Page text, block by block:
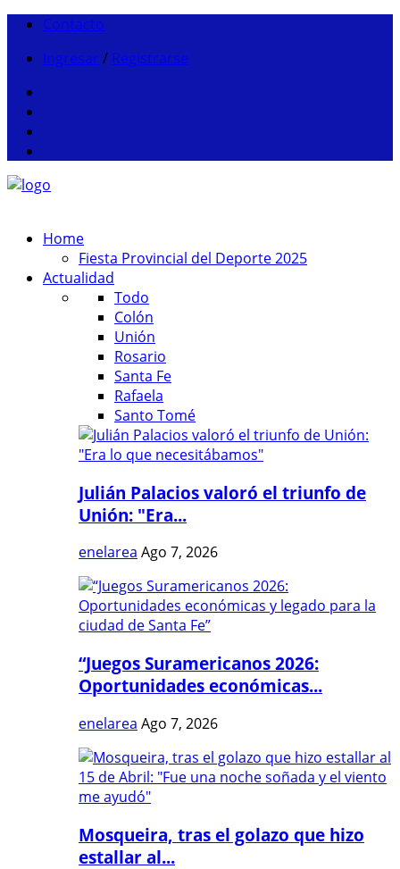
Contacto
Ingresar / Registrarse
Home
Fiesta Provincial del Deporte 2025
Actualidad
Todo
Colón
Unión
Rosario
Santa Fe
Rafaela
Santo Tomé
Julián Palacios valoró el triunfo de
Unión: "Era...
enelarea Ago 7, 2026
“Juegos Suramericanos 2026:
Oportunidades económicas...
enelarea Ago 7, 2026
Mosqueira, tras el golazo que hizo
estallar al...